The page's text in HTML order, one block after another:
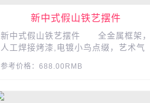
新中式假山铁艺摆件
新中式假山铁艺摆件 全金属框架，
人工焊接烤漆,电镀小鸟点缀，艺术气
参考价格：688.00RMB